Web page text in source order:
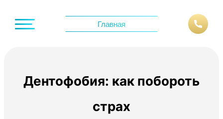
Главная
Дентофобия: как побороть
страх